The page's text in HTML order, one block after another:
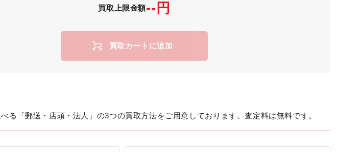
買取上限金額--円
買取カートに追加
る「郵送・店頭・法人」の3つの買取方法をご用意しております。査定料は無料です。